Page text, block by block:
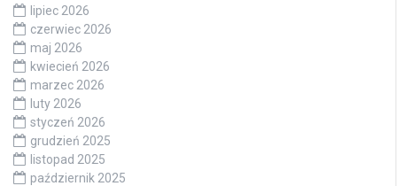
lipiec 2026
czerwiec 2026
maj 2026
kwiecień 2026
marzec 2026
luty 2026
styczeń 2026
grudzień 2025
listopad 2025
październik 2025